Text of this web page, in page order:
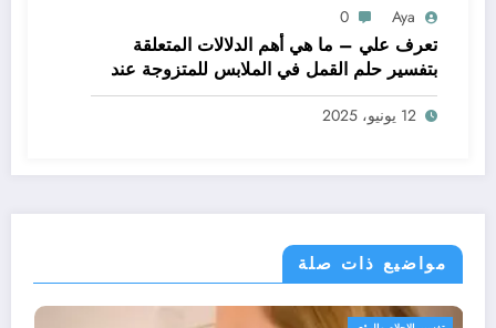
Aya
0
تعرف علي – ما هي أهم الدلالات المتعلقة
بتفسير حلم القمل في الملابس للمتزوجة عند
ابن سيرين؟ – بالتفصيل
12 يونيو، 2025
مواضيع ذات صلة